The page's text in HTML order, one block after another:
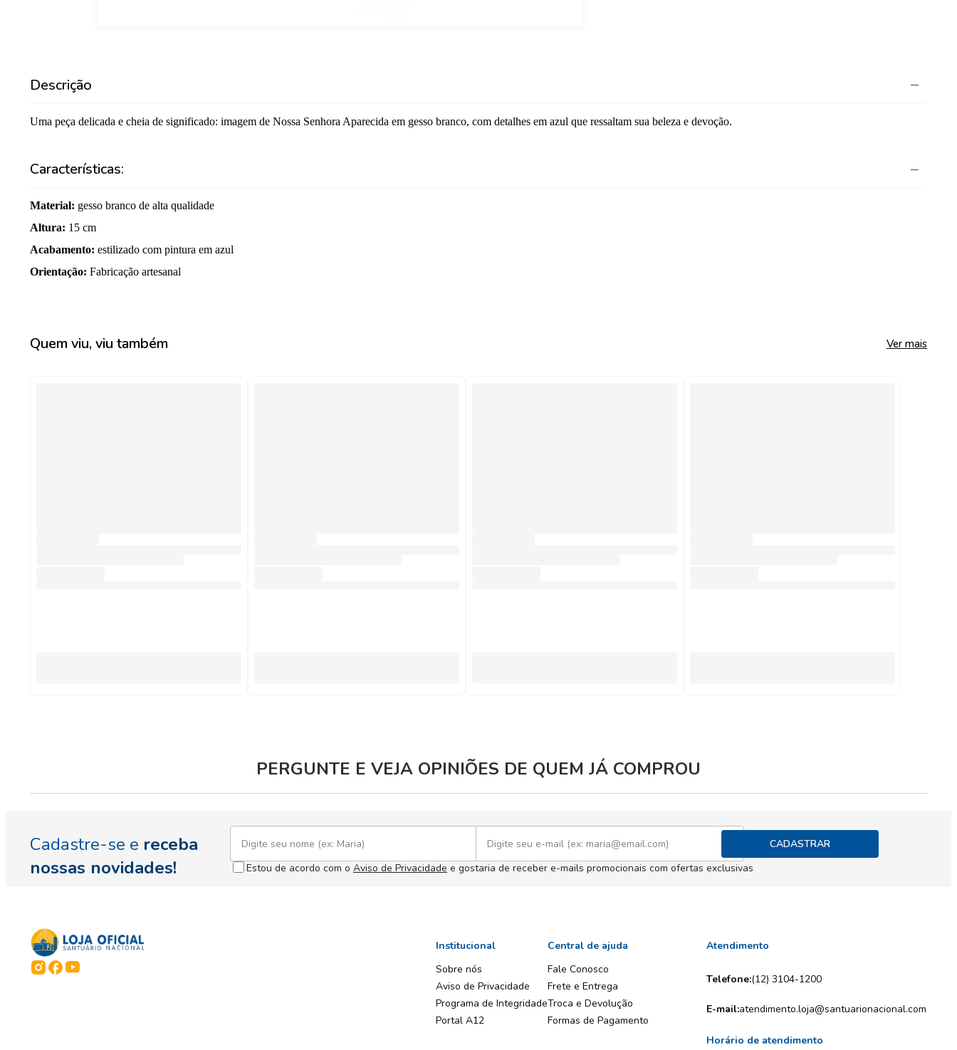
Descrição
Uma peça delicada e cheia de significado: imagem de Nossa Senhora Aparecida em gesso branco, com detalhes em azul que ressaltam sua beleza e devoção.
Características:
Material: gesso branco de alta qualidade
Altura: 15 cm
Acabamento: estilizado com pintura em azul
Orientação: Fabricação artesanal
Quem viu, viu também Ver mais
PERGUNTE E VEJA OPINIÕES DE QUEM JÁ COMPROU
Cadastre-se e receba
nossas novidades!
CADASTRAR
Estou de acordo com o Aviso de Privacidade e gostaria de receber e-mails promocionais com ofertas exclusivas
Institucional
Sobre nós
Aviso de Privacidade
Programa de Integridade
Portal A12
Central de ajuda
Fale Conosco
Frete e Entrega
Troca e Devolução
Formas de Pagamento
Atendimento
Telefone:(12) 3104-1200
E-mail:atendimento.loja@santuarionacional.com
Horário de atendimento